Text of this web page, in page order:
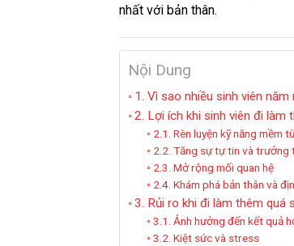
nhất với bản thân.
Nội Dung
1. Vì sao nhiều sinh viên
2. Lợi ích khi sinh viên đi làm
2.1. Rèn luyện kỹ năng mềm
2.2. Tăng sự tự tin và trưởng
2.3. Mở rộng mối quan hệ
2.4. Khám phá bản thân và
3. Rủi ro khi đi làm thêm quá
3.1. Ảnh hưởng đến kết quả
3.2. Kiệt sức và stress